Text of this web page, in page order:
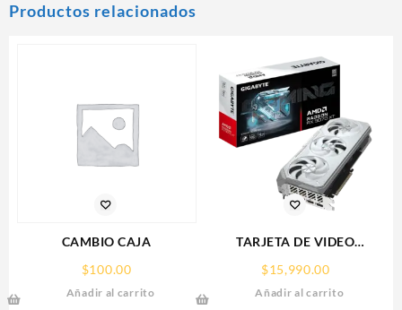
Productos relacionados
CAMBIO CAJA
$100.00
Añadir al carrito
TARJETA DE VIDEO
R907XGAMINGOCICE-16GD)
RX 9070
$15,990.00
Añadir al carrito